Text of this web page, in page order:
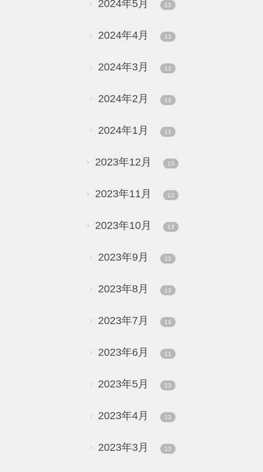
2024年5月 13
2024年4月 13
2024年3月 13
2024年2月 13
2024年1月 11
2023年12月 13
2023年11月 13
2023年10月 13
2023年9月 13
2023年8月 13
2023年7月 14
2023年6月 11
2023年5月 13
2023年4月 13
2023年3月 13